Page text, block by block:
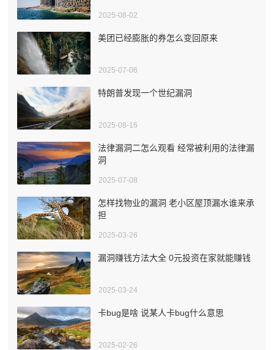
2025-08-02
美团已经膨胀的券怎么变回原来
2025-07-06
特朗普发现一个世纪漏洞
2025-08-16
法律漏洞二怎么观看 经常被利用的法律漏
洞
2025-07-08
怎样找物业的漏洞 老小区屋顶漏水谁来承
担
2025-03-26
漏洞赚钱方法大全 0元投资在家就能赚钱
2025-03-24
卡bug是啥 说某人卡bug什么意思
2025-02-26